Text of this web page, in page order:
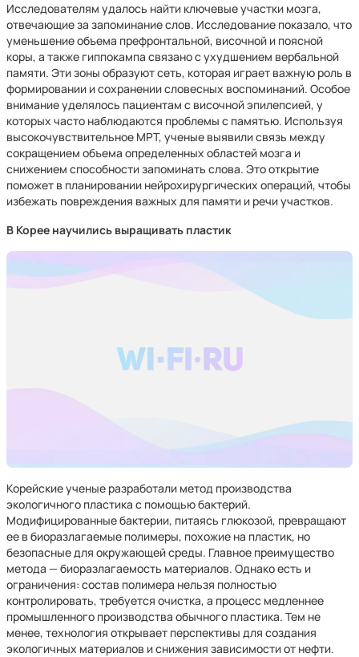
Исследователям удалось найти ключевые участки мозга,
отвечающие за запоминание слов. Исследование показало, что
уменьшение объема префронтальной, височной и поясной
коры, а также гиппокампа связано с ухудшением вербальной
памяти. Эти зоны образуют сеть, которая играет важную роль в
формировании и сохранении словесных воспоминаний. Особое
внимание уделялось пациентам с височной эпилепсией, у
которых часто наблюдаются проблемы с памятью. Используя
высокочувствительное МРТ, ученые выявили связь между
сокращением объема определенных областей мозга и
снижением способности запоминать слова. Это открытие
поможет в планировании нейрохирургических операций, чтобы
избежать повреждения важных для памяти и речи участков.
В Корее научились выращивать пластик
Корейские ученые разработали метод производства
экологичного пластика с помощью бактерий.
Модифицированные бактерии, питаясь глюкозой, превращают
ее в биоразлагаемые полимеры, похожие на пластик, но
безопасные для окружающей среды. Главное преимущество
метода — биоразлагаемость материалов. Однако есть и
ограничения: состав полимера нельзя полностью
контролировать, требуется очистка, а процесс медленнее
промышленного производства обычного пластика. Тем не
менее, технология открывает перспективы для создания
экологичных материалов и снижения зависимости от нефти.